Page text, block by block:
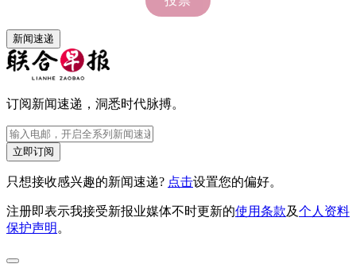
新闻速递
订阅新闻速递，洞悉时代脉搏。
立即订阅
只想接收感兴趣的新闻速递? 点击设置您的偏好。
注册即表示我接受新报业媒体不时更新的使用条款及个人资料
保护声明 。